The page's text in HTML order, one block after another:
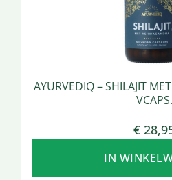
AYURVEDIQ – SHILAJIT
VCAPS.
€
IN